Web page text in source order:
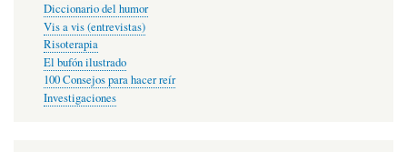
Diccionario del humor
Vis a vis (entrevistas)
Risoterapia
El bufón ilustrado
100 Consejos para hacer reír
Investigaciones